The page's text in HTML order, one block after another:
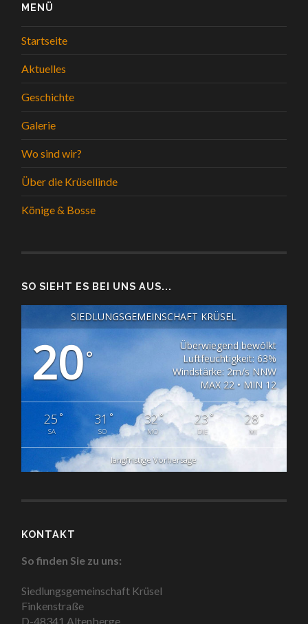
MENÜ
Startseite
Aktuelles
Geschichte
Galerie
Wo sind wir?
Über die Krüsellinde
Könige & Bosse
SO SIEHT ES BEI UNS AUS...
SIEDLUNGSGEMEINSCHAFT KRÜSEL
20°
Überwiegend bewölkt
Luftfeuchtigkeit: 63%
Windstärke: 2m/s NNW
MAX 22 • MIN 12
25°
SA
31 °
SO
32°
MO
23°
DIE
28°
MI
langfristige Vorhersage
KONTAKT
So finden Sie zu uns:
Siedlungsgemeinschaft Krüsel
Finkenstraße
D-48341 Altenberge